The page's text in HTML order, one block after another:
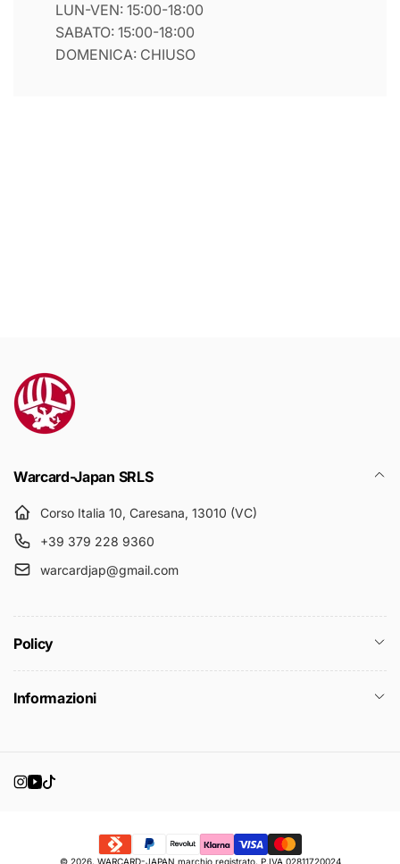
LUN-VEN: 15:00-18:00
SABATO: 15:00-18:00
DOMENICA: CHIUSO
Warcard-Japan SRLS
Corso Italia 10, Caresana, 13010 (VC)
+39 379 228 9360
warcardjap@gmail.com
Policy
Informazioni
Instagram
YouTube
TikTok
Metodi
© 2026, WARCARD-JAPAN marchio registrato, P.IVA 02811720024